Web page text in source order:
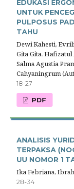
EDUKASI
UNTUK
PULPOSUS
TAHU
Dewi Kahesti,
Gita Gita,
Salma Agustia
Cahyaningrum
18-27
PDF
ANALISIS
TERPAKSA
UU NOMOR 1
Ika Febriana,
28-34